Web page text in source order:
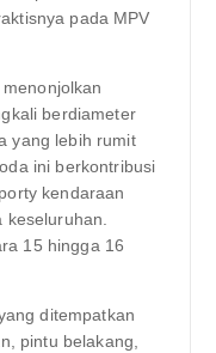
pada MPV
berdiameter
yang lebih rumit
ini berkontribusi
kendaraan
15 hingga 16
ditempatkan
pintu belakang,